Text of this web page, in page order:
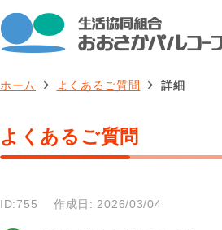
ホーム よくあるご質問 詳細
よくあるご質問
ID:755 作成日: 2026/03/04